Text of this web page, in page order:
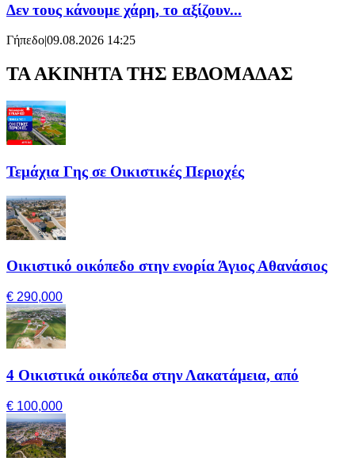
Δεν τους κάνουμε χάρη, το αξίζουν...
Γήπεδο|09.08.2026 14:25
ΤΑ ΑΚΙΝΗΤΑ ΤΗΣ ΕΒΔΟΜΑΔΑΣ
Τεμάχια Γης σε Οικιστικές Περιοχές
Οικιστικό οικόπεδο στην ενορία Άγιος Αθανάσιος
€ 290,000
4 Οικιστικά οικόπεδα στην Λακατάμεια, από
€ 100,000